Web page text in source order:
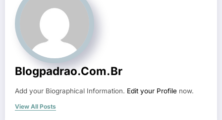
Blogpadrao.com.br
Add your Biographical Information. Edit your Profile now.
View All Posts